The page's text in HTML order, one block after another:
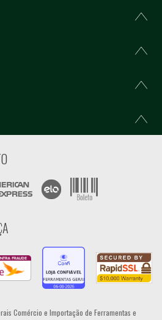
Comércio e Importação de Ferramentas e